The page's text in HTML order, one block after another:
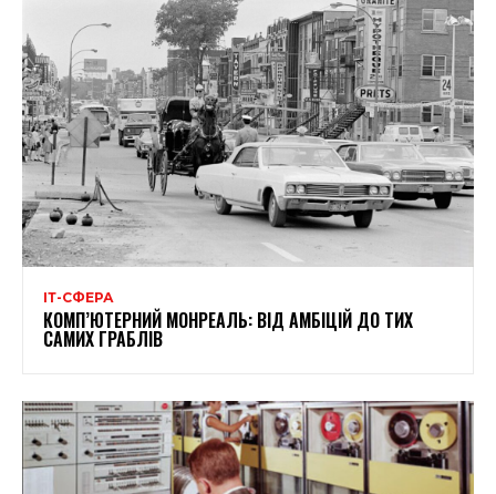
ІТ-СФЕРА
КОМП’ЮТЕРНИЙ МОНРЕАЛЬ: ВІД АМБІЦІЙ ДО ТИХ
САМИХ ГРАБЛІВ